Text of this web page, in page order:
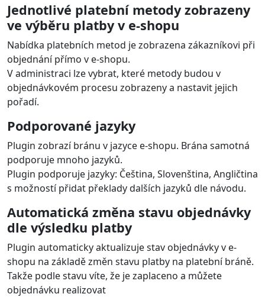
Jednotlivé platební metody zobrazeny
ve výběru platby v e-shopu
Nabídka platebních metod je zobrazena zákazníkovi při
objednání přímo v e-shopu.
V administraci lze vybrat, které metody budou v
objednávkovém procesu zobrazeny a nastavit jejich
pořadí.
Podporované jazyky
Plugin zobrazí bránu v jazyce e-shopu. Brána samotná
podporuje mnoho jazyků.
Plugin podporuje jazyky: Čeština, Slovenština, Angličtina
s možností přidat překlady dalších jazyků dle návodu.
Automatická změna stavu objednávky
dle výsledku platby
Plugin automaticky aktualizuje stav objednávky v e-
shopu na základě změn stavu platby na platební bráně.
Takže podle stavu víte, že je zaplaceno a můžete
objednávku realizovat